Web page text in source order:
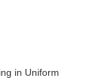
in Uniform